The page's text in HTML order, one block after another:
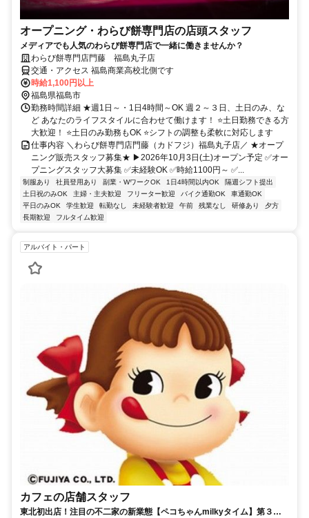
オープニング・わらび餅専門店の店頭スタッフ
メディアでも人気のわらび餅専門店で一緒に働きませんか？
わらび餅専門店門藤 福島丸子店
交通・アクセス 福島商業高校北側です
時給1,100円以上
福島県福島市
勤務時間詳細 ★週1日～・1日4時間～OK 週２～３日、土日のみ、な
ど あなたのライフスタイルに合わせて働けます！ ⭐土日勤務できる方
大歓迎！ ⭐土日のみ勤務もOK ⭐シフトの調整も柔軟に対応します
仕事内容 ＼わらび餅専門店門藤（カドフジ）福島丸子店／ ★オープ
ニング販売スタッフ募集★ ▶2026年10月3日(土)オープン予定 ✅オー
プニングスタッフ大募集 ✅未経験OK ✅時給1100円～ ✅...
制服あり 社員登用あり 副業・WワークOK 1日4時間以内OK
隔週シフト提出
土日祝のみOK
主婦・主夫歓迎 フリーター歓迎 バイク通勤OK
車通勤OK
平日のみOK
学生歓迎 転勤なし 未経験者歓迎 午前 残業なし 研修あり
夕方
長期歓迎
フルタイム歓迎
アルバイト・パート
カフェの店舗スタッフ
東北初出店！注目の不二家の新業態【ペコちゃんmilkyタイム】第３号